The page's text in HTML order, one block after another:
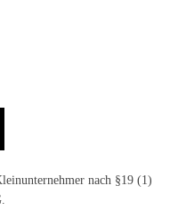
nach §19 (1)